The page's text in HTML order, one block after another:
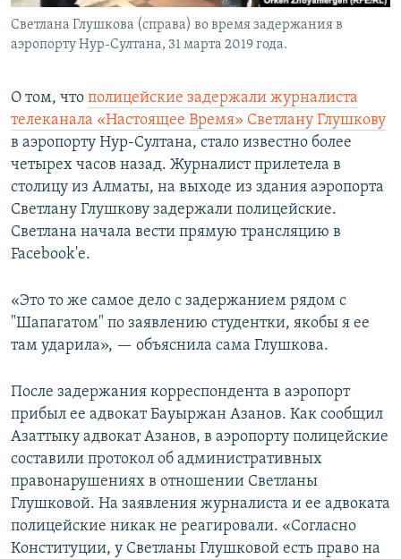
Светлана Глушкова (справа) во время задержания в
аэропорту Нур-Султана, 31 марта 2019 года.
О том, что полицейские задержали журналиста
телеканала «Настоящее Время» Светлану Глушкову
в аэропорту Нур-Султана, стало известно более
четырех часов назад. Журналист прилетела в
столицу из Алматы, на выходе из здания аэропорта
Светлану Глушкову задержали полицейские.
Светлана начала вести прямую трансляцию в
Facebook'e.
«Это то же самое дело с задержанием рядом с
"Шапагатом" по заявлению студентки, якобы я ее
там ударила», — объяснила сама Глушкова.
После задержания корреспондента в аэропорт
прибыл ее адвокат Бауыржан Азанов. Как сообщил
Азаттыку адвокат Азанов, в аэропорту полицейские
составили протокол об административных
правонарушениях в отношении Светланы
Глушковой. На заявления журналиста и ее адвоката
полицейские никак не реагировали. «Согласно
Конституции, у Светланы Глушковой есть право на